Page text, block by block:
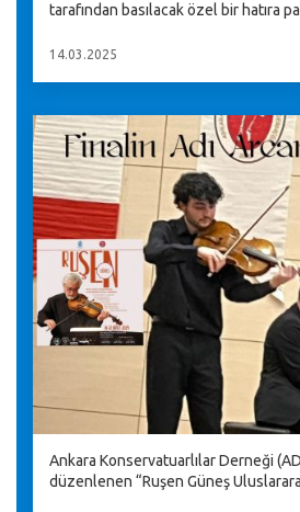
tarafından basılacak özel bir hatıra
14.03.2025
Ankara Konservatuarlılar Derneği
düzenlenen “Ruşen Güneş